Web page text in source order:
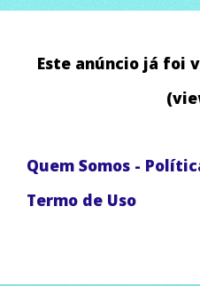
Este anúncio já foi
Quem Somos -
Termo de Uso